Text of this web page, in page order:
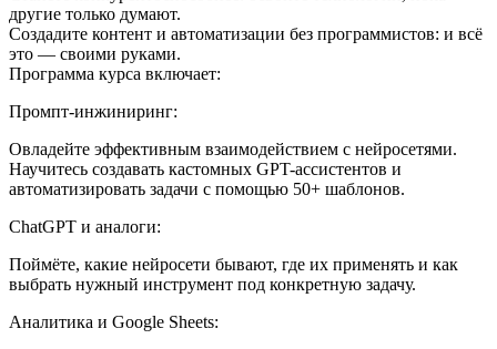
другие только думают.
Создадите контент и автоматизации без программистов: и всё
это — своими руками.
Программа курса включает:
Промпт-инжиниринг:
Овладейте эффективным взаимодействием с нейросетями.
Научитесь создавать кастомных GPT-ассистентов и
автоматизировать задачи с помощью 50+ шаблонов.
ChatGPT и аналоги:
Поймёте, какие нейросети бывают, где их применять и как
выбрать нужный инструмент под конкретную задачу.
Аналитика и Google Sheets: